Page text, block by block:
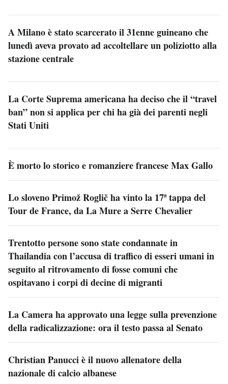
A Milano è stato scarcerato il 31enne guineano che
lunedì aveva provato ad accoltellare un poliziotto alla
stazione centrale
La Corte Suprema americana ha deciso che il “travel
ban” non si applica per chi ha già dei parenti negli
Stati Uniti
È morto lo storico e romanziere francese Max Gallo
Lo sloveno Primož Roglič ha vinto la 17ª tappa del
Tour de France, da La Mure a Serre Chevalier
Trentotto persone sono state condannate in
Thailandia con l’accusa di traffico di esseri umani in
seguito al ritrovamento di fosse comuni che
ospitavano i corpi di decine di migranti
La Camera ha approvato una legge sulla prevenzione
della radicalizzazione: ora il testo passa al Senato
Christian Panucci è il nuovo allenatore della
nazionale di calcio albanese